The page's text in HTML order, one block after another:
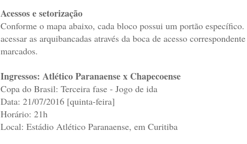
Acessos e setorização
Conforme o mapa abaixo, cada bloco possui um portão
acessar as arquibancadas através da boca de acesso
marcados.
Ingressos: Atlético Paranaense x Chapecoense
Copa do Brasil: Terceira fase - Jogo de ida
Data: 21/07/2016 [quinta-feira]
Horário: 21h
Local: Estádio Atlético Paranaense, em Curitiba